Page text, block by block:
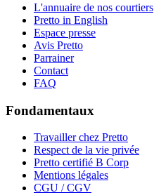
L'annuaire de nos courtiers
Pretto in English
Espace presse
Avis Pretto
Parrainer
Contact
FAQ
Fondamentaux
Travailler chez Pretto
Respect de la vie privée
Pretto certifié B Corp
Mentions légales
CGU / CGV